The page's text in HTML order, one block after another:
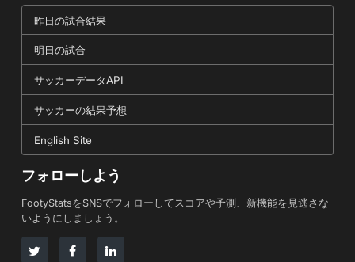
昨日の試合結果
明日の試合
サッカーデータAPI
サッカーの結果予想
English Site
フォローしよう
FootyStatsをSNSでフォローしてスコアや予測、新機能を見逃さな
いようにしましょう。